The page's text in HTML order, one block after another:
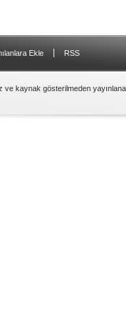
Ekle RSS
ve kaynak gösterilmeden